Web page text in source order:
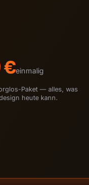
€einmalig
Paket — alles, was
heute kann.